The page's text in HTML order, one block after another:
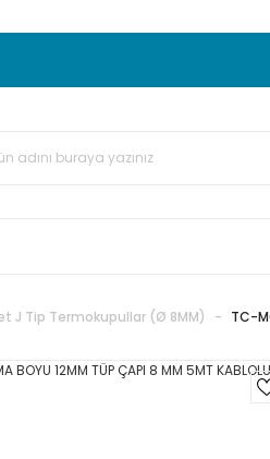
TC Standart Bayonet J Tip
TC
J Tip Termokupullar (Ø 8MM) TC-